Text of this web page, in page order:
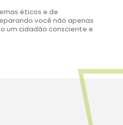
éticos e de
você não apenas
um cidadão consciente e